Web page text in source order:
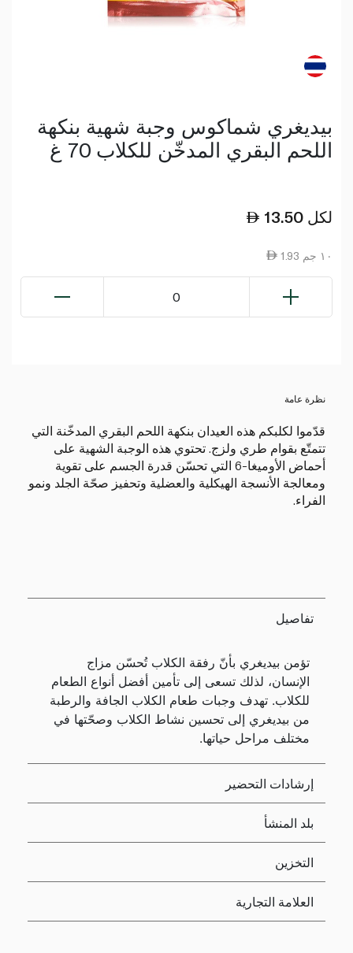
بيديغري شماكوس وجبة شهية بنكهة
اللحم البقري المدخّن للكلاب 70 غ
13.50 لكل
1.93 ١٠ جم
0
نظرة عامة
قدّموا لكلبكم هذه العيدان بنكهة اللحم البقري المدخّنة التي
تتمتّع بقوام طري ولزج. تحتوي هذه الوجبة الشهية على
أحماض الأوميغا-6 التي تحسّن قدرة الجسم على تقوية
ومعالجة الأنسجة الهيكلية والعضلية وتحفيز صحّة الجلد ونمو
الفراء.
تفاصيل
تؤمن بيديغري بأنّ رفقة الكلاب تُحسّن مزاج
الإنسان، لذلك تسعى إلى تأمين أفضل أنواع الطعام
للكلاب. تهدف وجبات طعام الكلاب الجافة والرطبة
من بيديغري إلى تحسين نشاط الكلاب وصحّتها في
مختلف مراحل حياتها.
إرشادات التحضير
بلد المنشأ
التخزين
العلامة التجارية